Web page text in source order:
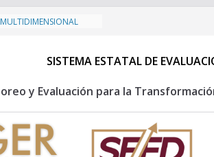
2025 de la
SISTEMA ESTATAL DE
y Evaluación para la